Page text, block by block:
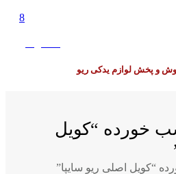
8
و پخش لوازم یدکی ریو
خورده “کویل
“کویل اصلی ریو سایپا”